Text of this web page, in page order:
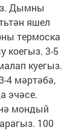
Дымны
яшел
термоска
коегыз. 3-5
куегыз.
4 мәртәбә,
эчәсе.
мондый
100